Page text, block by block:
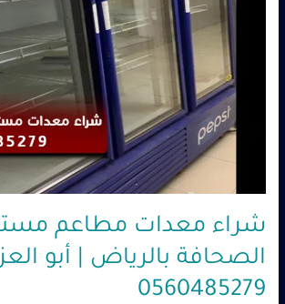
شراء معدات مطاعم
الصحافة بالرياض | أبو
0560485279
0560485279